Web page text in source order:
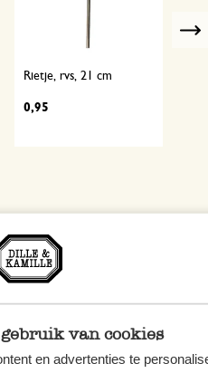
van cookies
en advertenties te
Rietje, rvs, 21 cm
0,95